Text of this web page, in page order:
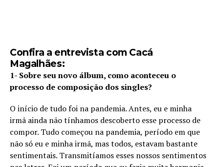
Confira a entrevista com Cacá
Magalhães:
1- Sobre seu novo álbum, como aconteceu o
processo de composição dos singles?
O início de tudo foi na pandemia. Antes, eu e minha
irmã ainda não tínhamos descoberto esse processo de
compor. Tudo começou na pandemia, período em que
não só eu e minha irmã, mas todos, estavam bastante
sentimentais. Transmitíamos esses nossos sentimentos